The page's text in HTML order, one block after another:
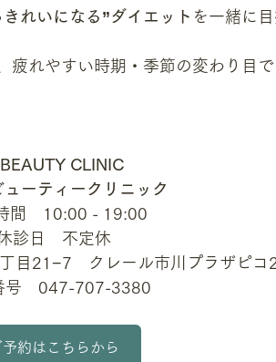
れいになる”ダイエット を一緒に
疲れやすい時期・季節の変わり目
CLINIC
ューティークリニック
間　10:00 - 19:00
診日　不定休
目21−7　クレール市川プラザピコ
号　047-707-3380
予約はこちらから